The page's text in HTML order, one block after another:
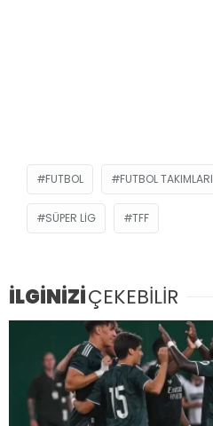
FUTBOL FUTBOL TAKIMLARI
SÜPER LIG TFF
İLGİNİZİÇEKEBİLİR